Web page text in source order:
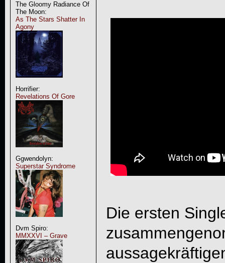
The Gloomy Radiance Of
The Moon:
As The Stars Shatter In
Agony
Horrifier:
Revelations Of Gore
Ggwendolyn:
Superstar Syndrome
Dvm Spiro:
MMXXVI – Grave
Die ersten